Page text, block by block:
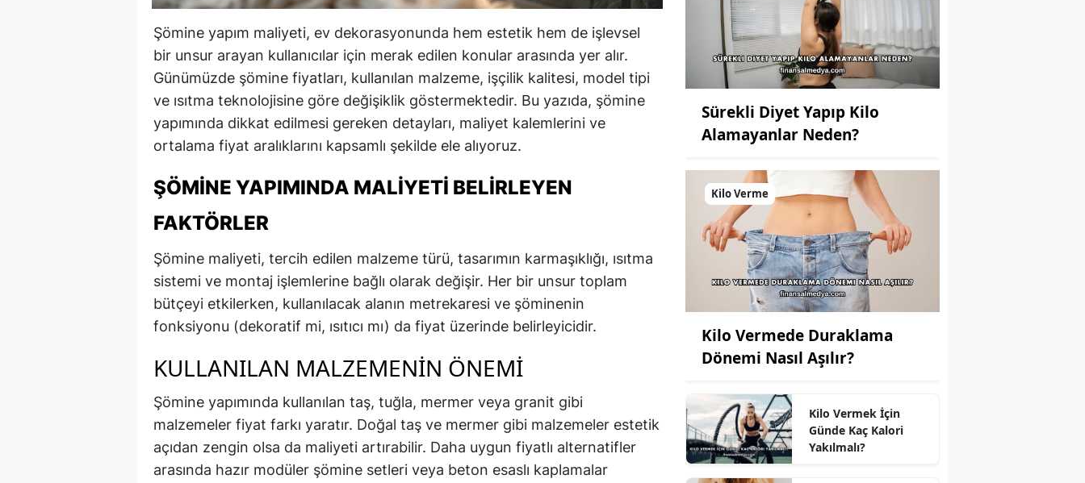
Şömine yapım maliyeti, ev dekorasyonunda hem estetik hem de işlevsel
bir unsur arayan kullanıcılar için merak edilen konular arasında yer alır.
Günümüzde şömine fiyatları, kullanılan malzeme, işçilik kalitesi, model tipi
ve ısıtma teknolojisine göre değişiklik göstermektedir. Bu yazıda, şömine
yapımında dikkat edilmesi gereken detayları, maliyet kalemlerini ve
ortalama fiyat aralıklarını kapsamlı şekilde ele alıyoruz.
ŞÖMINE YAPIMINDA MALIYETI BELIRLEYEN
FAKTÖRLER
Şömine maliyeti, tercih edilen malzeme türü, tasarımın karmaşıklığı, ısıtma
sistemi ve montaj işlemlerine bağlı olarak değişir. Her bir unsur toplam
bütçeyi etkilerken, kullanılacak alanın metrekaresi ve şöminenin
fonksiyonu (dekoratif mi, ısıtıcı mı) da fiyat üzerinde belirleyicidir.
KULLANILAN MALZEMENIN ÖNEMI
Şömine yapımında kullanılan taş, tuğla, mermer veya granit gibi
malzemeler fiyat farkı yaratır. Doğal taş ve mermer gibi malzemeler estetik
açıdan zengin olsa da maliyeti artırabilir. Daha uygun fiyatlı alternatifler
arasında hazır modüler şömine setleri veya beton esaslı kaplamalar
Sürekli Diyet Yapıp Kilo
Alamayanlar Neden?
Kilo Verme
Kilo Vermede Duraklama
Dönemi Nasıl Aşılır?
Kilo Vermek İçin
Günde Kaç Kalori
Yakılmalı?